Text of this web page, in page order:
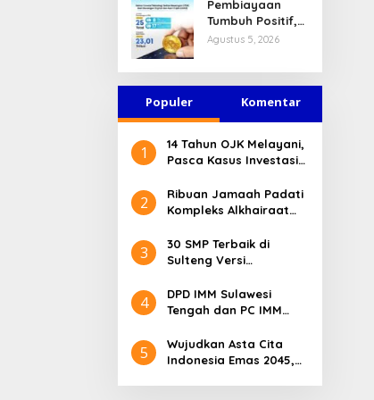
Pembiayaan
Tumbuh Positif,
Ini Kondisi Terkini
Agustus 5, 2026
Populer Komentar
1
14 Tahun OJK Melayani,
Pasca Kasus Investasi
Sulteng Menilai Peran
OJK Sangat Penting
2
Ribuan Jamaah Padati
Kompleks Alkhairaat
Nasional dan Daerah
Hadir
3
30 SMP Terbaik di
Sulteng Versi
4
DPD IMM Sulawesi
Tengah dan PC IMM
Mantan Kapolresta
Palu
5
Wujudkan Asta Cita
Indonesia Emas 2045,